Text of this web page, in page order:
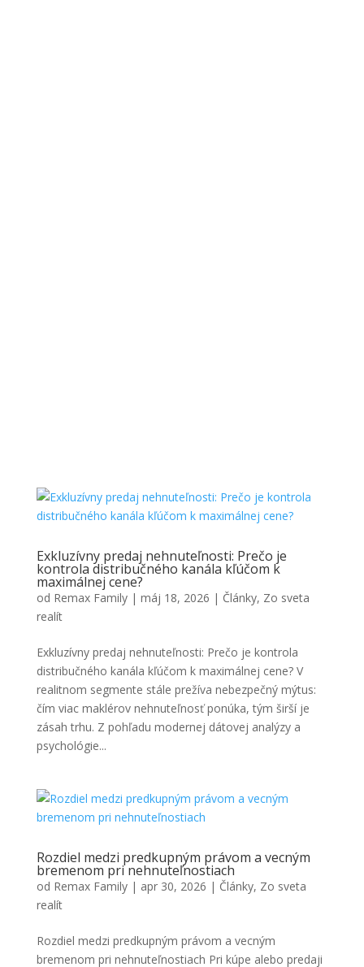
Exkluzívny predaj nehnuteľnosti: Prečo je
kontrola distribučného kanála kľúčom k
maximálnej cene?
od Remax Family| máj 18, 2026 | Články, Zo sveta
realít
Exkluzívny predaj nehnuteľnosti: Prečo je kontrola
distribučného kanála kľúčom k maximálnej cene? V
realitnom segmente stále prežíva nebezpečný mýtus:
čím viac maklérov nehnuteľnosť ponúka, tým širší je
zásah trhu. Z pohľadu modernej dátovej analýzy a
psychológie...
Rozdiel medzi predkupným právom a vecným
bremenom pri nehnuteľnostiach
od Remax Family| apr 30, 2026 | Články, Zo sveta
realít
Rozdiel medzi predkupným právom a vecným
bremenom pri nehnuteľnostiach Pri kúpe alebo predaji